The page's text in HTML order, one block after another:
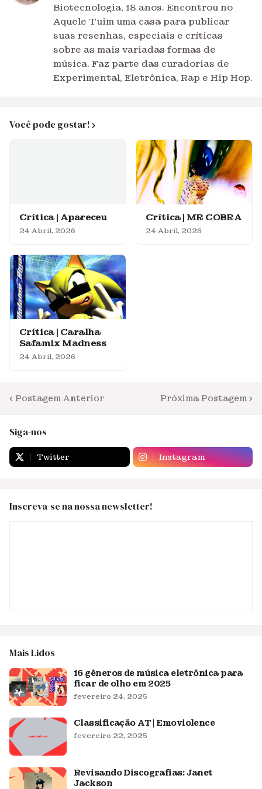
Biotecnologia, 18 anos. Encontrou no
Aquele Tuim uma casa para publicar
suas resenhas, especiais e críticas
sobre as mais variadas formas de
música. Faz parte das curadorias de
Experimental, Eletrônica, Rap e Hip Hop.
Você pode gostar!
Crítica | Apareceu
24 Abril, 2026
Crítica | MR COBRA
24 Abril, 2026
Crítica | Caralha
Safamix Madness
24 Abril, 2026
Postagem Anterior Próxima Postagem
Siga-nos
Twitter Instagram
Inscreva-se na nossa newsletter!
Mais Lidos
16 gêneros de música eletrônica para
ficar de olho em 2025
fevereiro 24, 2025
Classificação AT | Emoviolence
fevereiro 22, 2025
Revisando Discografias: Janet
Jackson